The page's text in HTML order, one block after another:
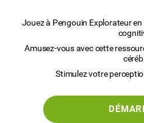
Jouez à Pengouin Explorateur
Amusez-vous avec cette
Stimulez votre